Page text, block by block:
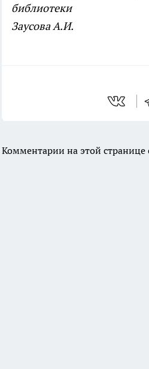
библиотеки
Заусова А.И.
Комментарии на этой